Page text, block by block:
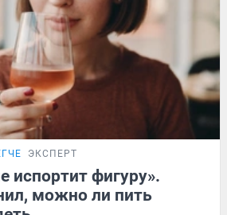
ЭКСПЕРТ
испортит фигуру».
можно ли пить